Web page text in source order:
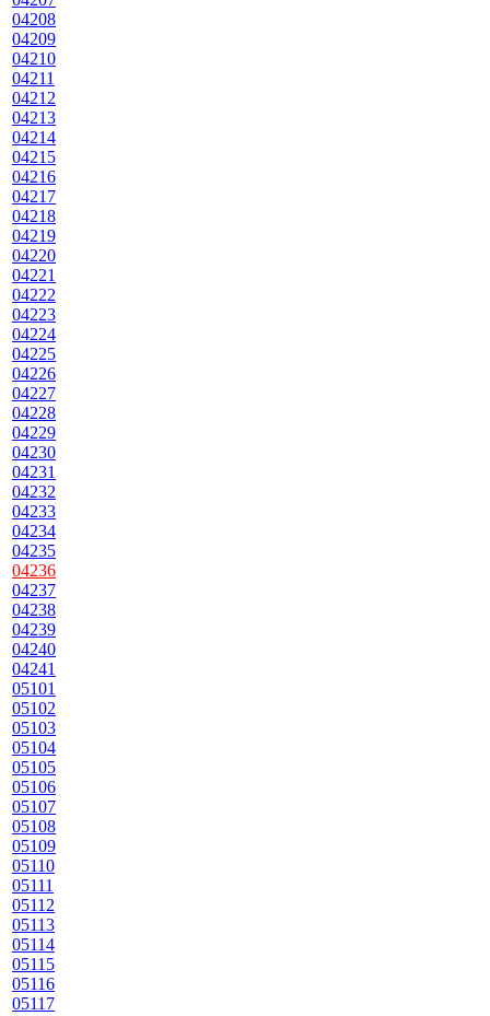
04208
04209
04210
04211
04212
04213
04214
04215
04216
04217
04218
04219
04220
04221
04222
04223
04224
04225
04226
04227
04228
04229
04230
04231
04232
04233
04234
04235
04236
04237
04238
04239
04240
04241
05101
05102
05103
05104
05105
05106
05107
05108
05109
05110
05111
05112
05113
05114
05115
05116
05117